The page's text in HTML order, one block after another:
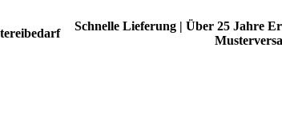
Schnelle Lieferung | Über 25 Jahre